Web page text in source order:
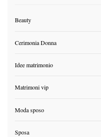
Beauty
Cerimonia Donna
Idee matrimonio
Matrimoni vip
Moda sposo
Sposa